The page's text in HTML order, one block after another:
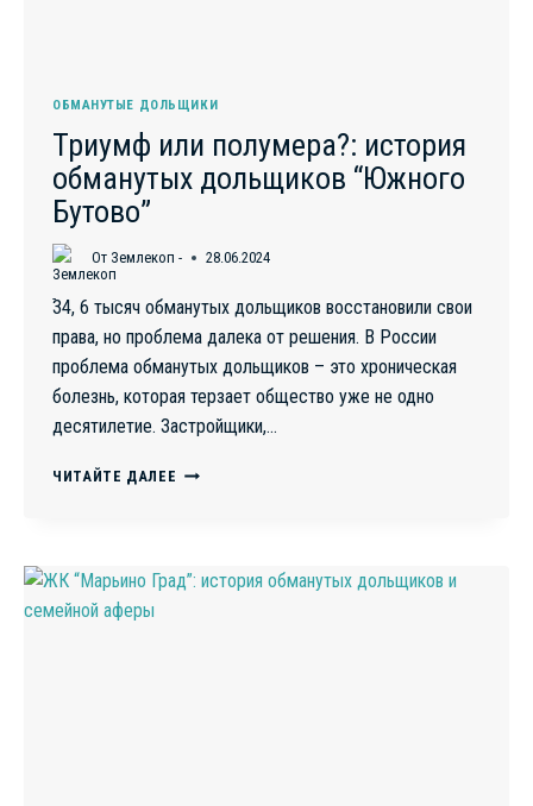
ОБМАНУТЫЕ ДОЛЬЩИКИ
Триумф или полумера?: история
обманутых дольщиков “Южного
Бутово”
От Землекоп - 28.06.2024
34, 6 тысяч обманутых дольщиков восстановили свои
права, но проблема далека от решения. В России
проблема обманутых дольщиков – это хроническая
болезнь, которая терзает общество уже не одно
десятилетие. Застройщики,…
ЧИТАЙТЕ ДАЛЕЕ ТРИУМФ
ДОЛЬЩИКОВ